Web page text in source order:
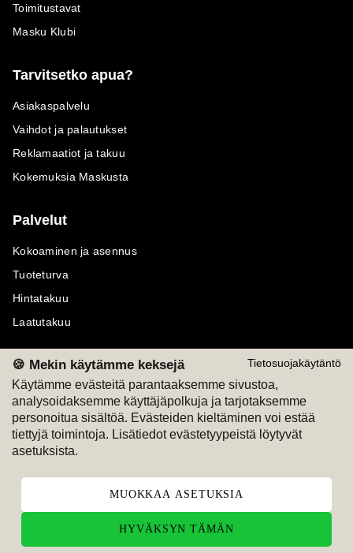
Tietosuojakäytäntö
🍪 Mekin käytämme keksejä
Käytämme evästeitä parantaaksemme sivustoa,
analysoidaksemme käyttäjäpolkuja ja tarjotaksemme
personoitua sisältöä. Evästeiden kieltäminen voi estää
tiettyjä toimintoja. Lisätiedot evästetyypeistä löytyvät
asetuksista.
MUOKKAA ASETUKSIA
HYVÄKSYN TÄMÄN
Toimitustavat
Masku Klubi
Tarvitsetko apua?
Asiakaspalvelu
Vaihdot ja palautukset
Reklamaatiot ja takuu
Kokemuksia Maskusta
Palvelut
Kokoaminen ja asennus
Tuoteturva
Hintatakuu
Laatutakuu
Maksutavat
M
Seuraa meitä